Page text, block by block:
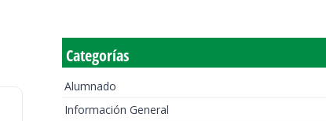
Categorías
Alumnado
Información General